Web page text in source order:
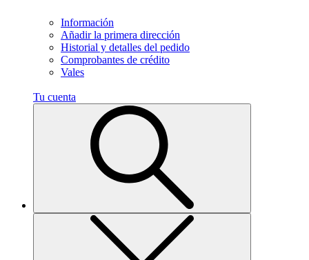
Información
Añadir la primera dirección
Historial y detalles del pedido
Comprobantes de crédito
Vales
Tu cuenta